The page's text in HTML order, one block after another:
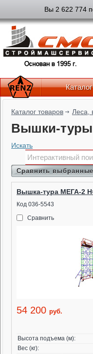
Вы 2 622 774
Каталог товаров Леса,
Вышки-
Искать
Сравнить выбранные
Вышка-тура МЕГА-2
Код 036-5543
Сравнить
54 200 руб.
Высота подъема (м):
Вес (кг):